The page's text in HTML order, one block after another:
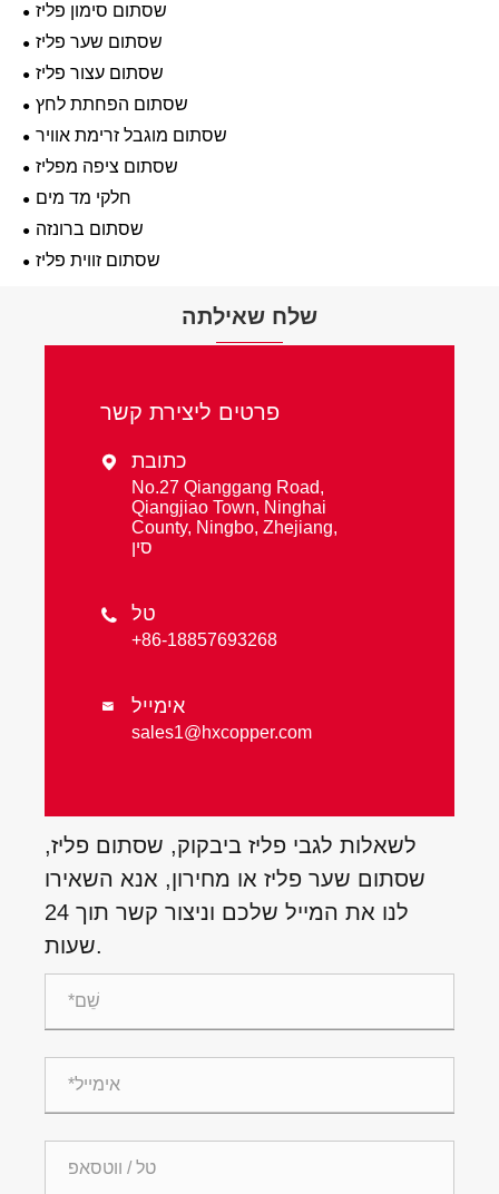
שסתום סימון פליז
שסתום שער פליז
שסתום עצור פליז
שסתום הפחתת לחץ
שסתום מוגבל זרימת אוויר
שסתום ציפה מפליז
חלקי מד מים
שסתום ברונזה
שסתום זווית פליז
שלח שאילתה
פרטים ליצירת קשר
 כתובת
No.27 Qianggang Road,
Qiangjiao Town, Ninghai
County, Ningbo, Zhejiang,
סין
 טל
+86-18857693268
 אימייל
sales1@hxcopper.com
לשאלות לגבי פליז ביבקוק, שסתום פליז,
שסתום שער פליז או מחירון, אנא השאירו
לנו את המייל שלכם וניצור קשר תוך 24
שעות.